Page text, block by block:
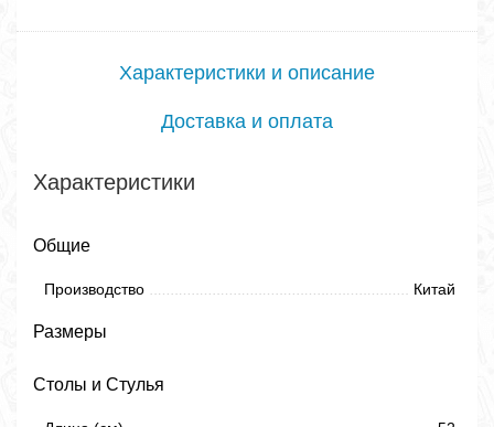
Характеристики и описание
Доставка и оплата
Характеристики
Общие
Производство Китай
Размеры
Столы и Стулья